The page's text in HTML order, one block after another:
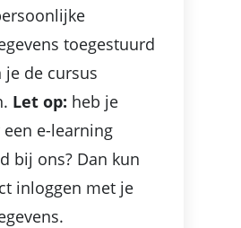
toegestuurd
je de cursus
Let op: heb je
een e-learning
bij ons? Dan kun
inloggen met je